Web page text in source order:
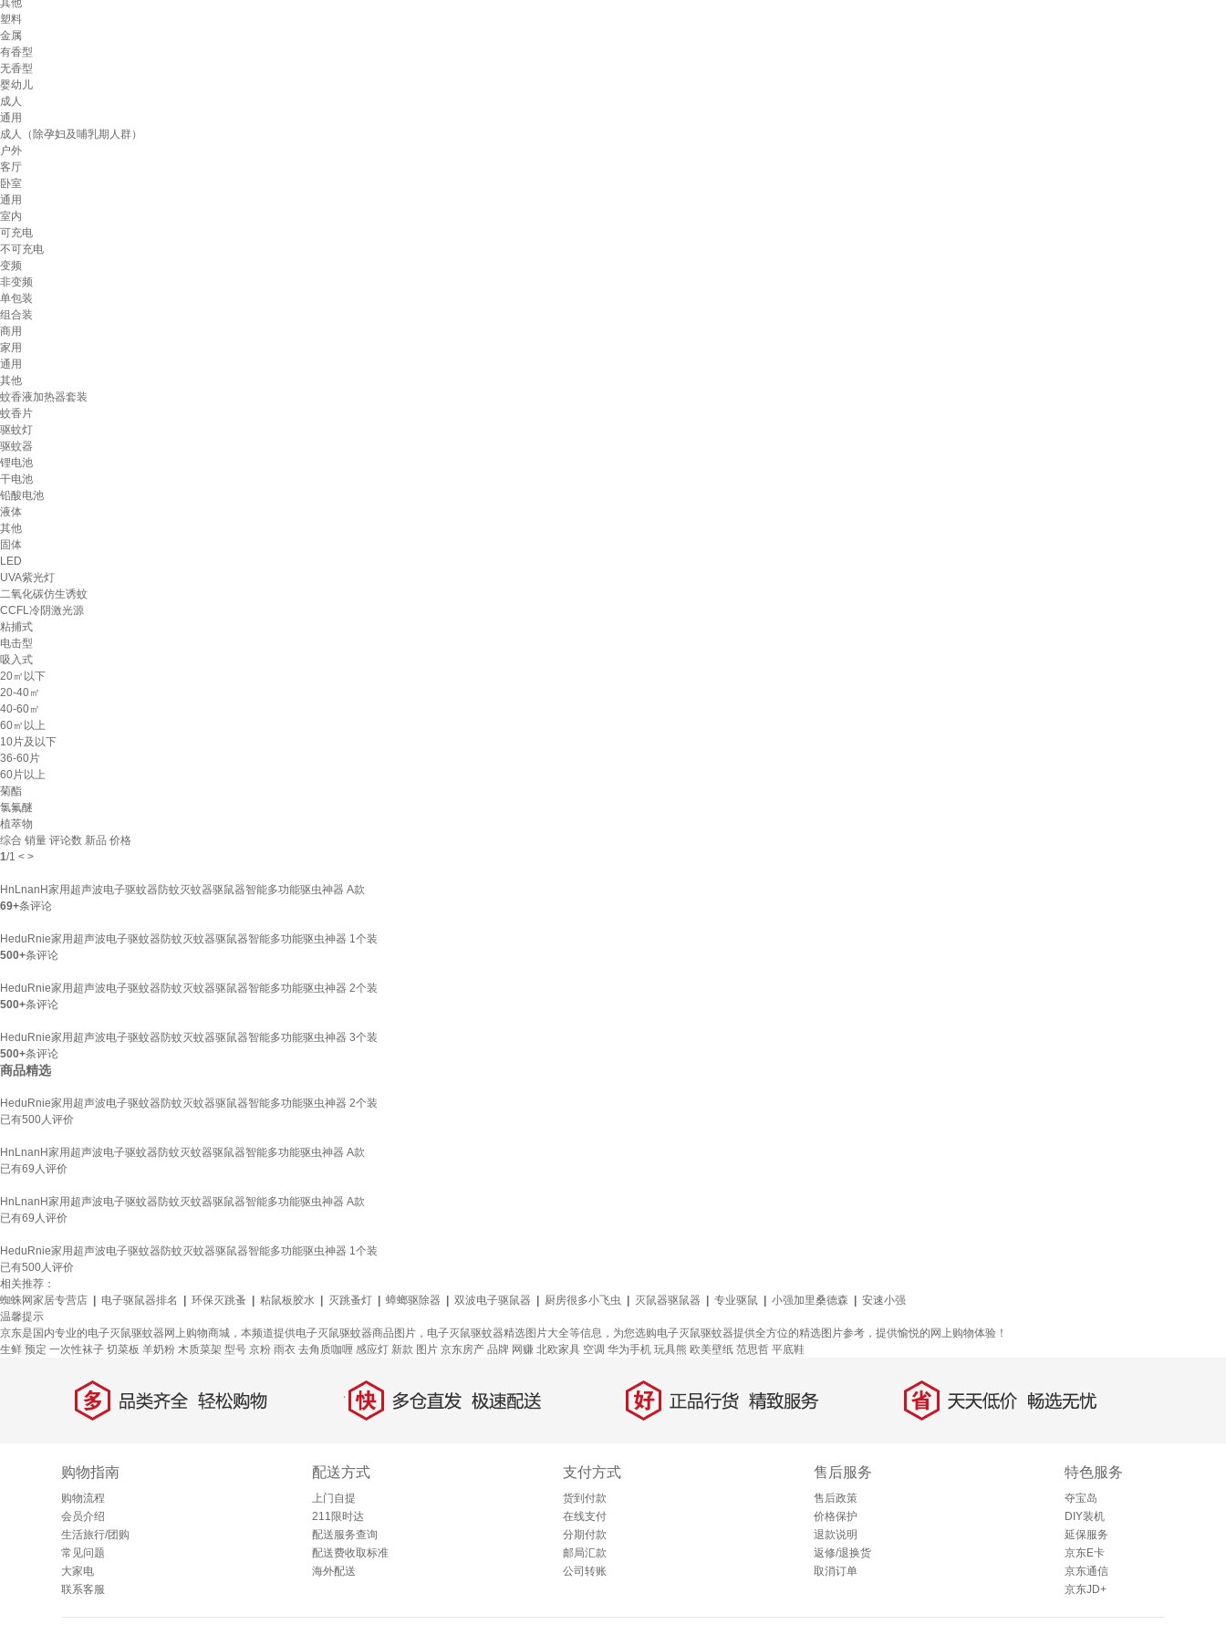
其他
塑料
金属
有香型
无香型
婴幼儿
成人
通用
成人（除孕妇及哺乳期人群）
户外
客厅
卧室
通用
室内
可充电
不可充电
变频
非变频
单包装
组合装
商用
家用
通用
其他
蚊香液加热器套装
蚊香片
驱蚊灯
驱蚊器
锂电池
干电池
铅酸电池
液体
其他
固体
LED
UVA紫光灯
二氧化碳仿生诱蚊
CCFL冷阴激光源
粘捕式
电击型
吸入式
20㎡以下
20-40㎡
40-60㎡
60㎡以上
10片及以下
36-60片
60片以上
菊酯
氯氟醚
植萃物
综合 销量 评论数 新品 价格
1/1 < >
HnLnanH家用超声波电子驱蚊器防蚊灭蚊器驱鼠器智能多功能驱虫神器 A款
69+条评论
HeduRnie家用超声波电子驱蚊器防蚊灭蚊器驱鼠器智能多功能驱虫神器 1个装
500+条评论
HeduRnie家用超声波电子驱蚊器防蚊灭蚊器驱鼠器智能多功能驱虫神器 2个装
500+条评论
HeduRnie家用超声波电子驱蚊器防蚊灭蚊器驱鼠器智能多功能驱虫神器 3个装
500+条评论
商品精选
HeduRnie家用超声波电子驱蚊器防蚊灭蚊器驱鼠器智能多功能驱虫神器 2个装
已有500人评价
HnLnanH家用超声波电子驱蚊器防蚊灭蚊器驱鼠器智能多功能驱虫神器 A款
已有69 人评价
HnLnanH家用超声波电子驱蚊器防蚊灭蚊器驱鼠器智能多功能驱虫神器 A款
已有69 人评价
HeduRnie家用超声波电子驱蚊器防蚊灭蚊器驱鼠器智能多功能驱虫神器 1个装
已有500人评价
相关推荐：
蜘蛛网家居专营店
电子驱鼠器排名 环保灭跳蚤 粘鼠板胶水 灭跳蚤灯 蟑螂驱除器 双波电子驱鼠器 厨房很多小飞虫 灭鼠器驱鼠器 专业驱鼠 小强加里桑德森
安速小强
温馨提示
京东是国内专业的电子灭鼠驱蚊器网上购物商城，本频道提供电子灭鼠驱蚊器商品图片，电子灭鼠驱蚊器精选图片大全等信息，为您选购电子灭鼠驱蚊器提供全方位的精选图片参考，提供愉悦的网上购物体验！
生鲜 预定 一次性袜子 切菜板 羊奶粉 木质菜架 型号 京粉 雨衣 去角质咖喱 感应灯 新款 图片 京东房产 品牌 网赚 北欧家具 空调 华为手机 玩具熊 欧美壁纸 范思哲 平底鞋
多 品类齐全，轻松购物 快 多仓直发，极速配送 好 正品行货，精致服务 省 天天低价，畅选无忧
购物指南
购物流程
会员介绍
生活旅行/团购
常见问题
大家电
联系客服
配送方式
上门自提
211限时达
配送服务查询
配送费收取标准
海外配送
支付方式
货到付款
在线支付
分期付款
邮局汇款
公司转账
售后服务
售后政策
价格保护
退款说明
返修/退换货
取消订单
特色服务
夺宝岛
DIY装机
延保服务
京东E卡
京东通信
京东JD+